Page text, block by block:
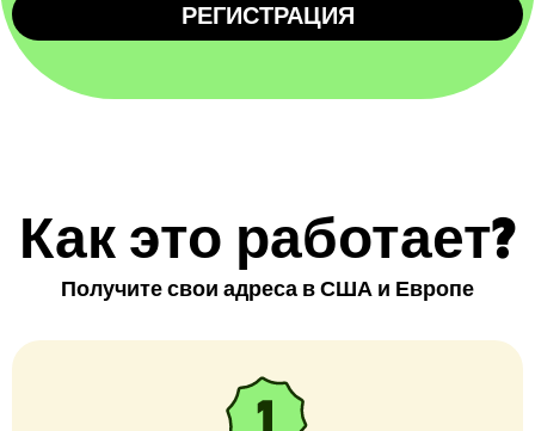
РЕГИСТРАЦИЯ
Как это работает?
Получите свои адреса в США и Европе